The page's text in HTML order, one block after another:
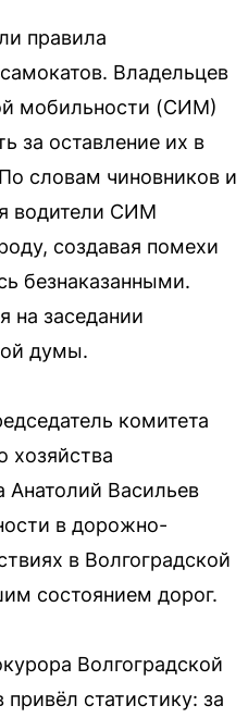
правила
Владельцев
мобильности (СИМ)
за оставление их в
словам чиновников и
водители СИМ
создавая помехи
безнаказанными.
на заседании
думы.
комитета
хозяйства
Анатолий Васильев
в дорожно-
в Волгоградской
состоянием дорог.
Волгоградской
статистику: за